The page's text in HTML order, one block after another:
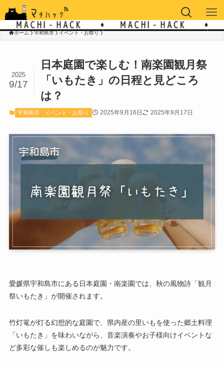
ホーム 宇和島市 イベント・お祭り
日本庭園で楽しむ！南楽園観月祭
「いもたき」の日程と見どころ
は？
2025
9/17
宇和島市 イベント・お祭り 2025年9月16日 2025年9月17日
愛媛県宇和島市にある日本庭園・南楽園では、秋の風物詩「観月
祭いもたき」が開催されます。
竹灯篭が灯る幻想的な庭園で、県内産の里いもを使った郷土料理
「いもたき」を味わいながら、音楽演奏やお子様向けイベントな
ど多彩な催しも楽しめるのが魅力です。